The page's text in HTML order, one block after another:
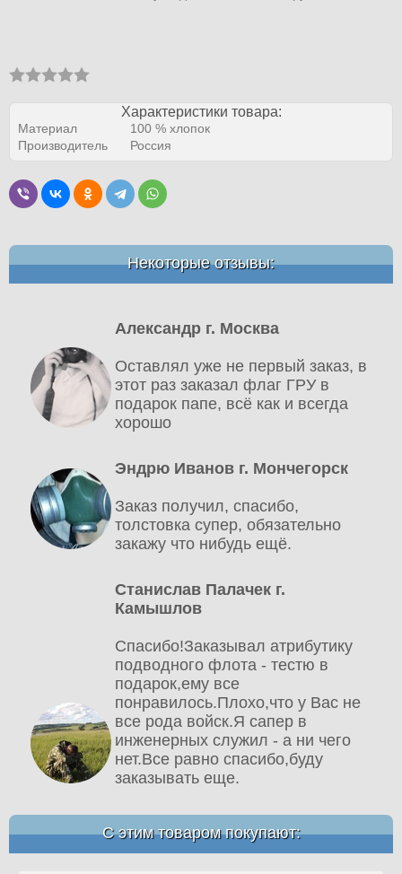
Характеристики товара:
Материал
100 % хлопок
Производитель
Россия
Некоторые отзывы:
Александр г. Москва
Оставлял уже не первый заказ, в
этот раз заказал флаг ГРУ в
подарок папе, всё как и всегда
хорошо
Эндрю Иванов г. Мончегорск
Заказ получил, спасибо,
толстовка супер, обязательно
закажу что нибудь ещё.
Станислав Палачек г.
Камышлов
Спасибо!Заказывал атрибутику
подводного флота - тестю в
подарок,ему все
понравилось.Плохо,что у Вас не
все рода войск.Я сапер в
инженерных служил - а ни чего
нет.Все равно спасибо,буду
заказывать еще.
С этим товаром покупают: